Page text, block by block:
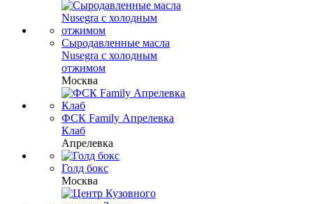
Cыродавленные масла
Nusegra с холодным
отжимом
Москва
ФСК Family Апрелевка
Клаб
Апрелевка
Голд бокс
Москва